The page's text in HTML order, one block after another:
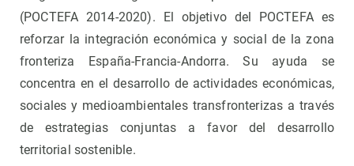
(POCTEFA 2014-2020). El objetivo del POCTEFA es
reforzar la integración económica y social de la zona
fronteriza España-Francia-Andorra. Su ayuda se
concentra en el desarrollo de actividades económicas,
sociales y medioambientales transfronterizas a través
de estrategias conjuntas a favor del desarrollo
territorial sostenible.